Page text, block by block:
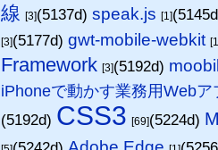
線 [3](5137d)speak.js [1]
[3](5177d)gwt-mobile-webkit
Framework [3](5192d)
iPhoneで動かす業務用Web
(5192d) CSS3 [69](5224d)